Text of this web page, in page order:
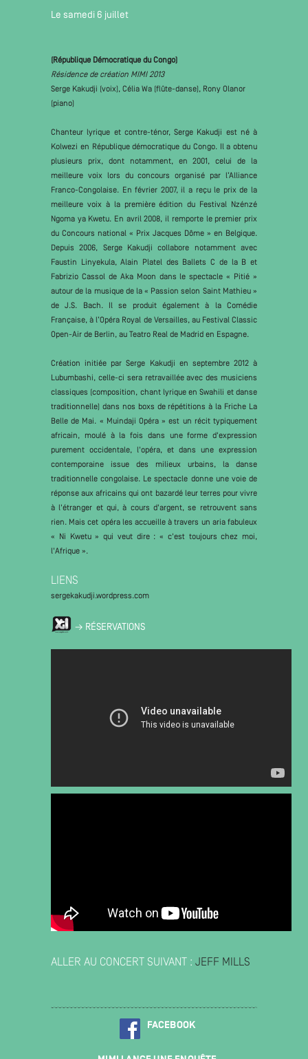
Le samedi 6 juillet
(République Démocratique du Congo)
Résidence de création MIMI 2013
Serge Kakudji (voix), Célia Wa (flûte-danse), Rony Olanor
(piano)
Chanteur lyrique et contre-ténor, Serge Kakudji est né à
Kolwezi en République démocratique du Congo. Il a obtenu
plusieurs prix, dont notamment, en 2001, celui de la
meilleure voix lors du concours organisé par l’Alliance
Franco-Congolaise. En février 2007, il a reçu le prix de la
meilleure voix à la première édition du Festival Nzénzé
Ngoma ya Kwetu. En avril 2008, il remporte le premier prix
du Concours national « Prix Jacques Dôme » en Belgique.
Depuis 2006, Serge Kakudji collabore notamment avec
Faustin Linyekula, Alain Platel des Ballets C de la B et
Fabrizio Cassol de Aka Moon dans le spectacle « Pitié »
autour de la musique de la « Passion selon Saint Mathieu »
de J.S. Bach. Il se produit également à la Comédie
Française, à l’Opéra Royal de Versailles, au Festival Classic
Open-Air de Berlin, au Teatro Real de Madrid en Espagne.
Création initiée par Serge Kakudji en septembre 2012 à
Lubumbashi, celle-ci sera retravaillée avec des musiciens
classiques (composition, chant lyrique en Swahili et danse
traditionnelle) dans nos boxs de répétitions à la Friche La
Belle de Mai. « Muindaji Opéra » est un récit typiquement
africain, moulé à la fois dans une forme d'expression
purement occidentale, l'opéra, et dans une expression
contemporaine issue des milieux urbains, la danse
traditionnelle congolaise. Le spectacle donne une voie de
réponse aux africains qui ont bazardé leur terres pour vivre
à l'étranger et qui, à cours d'argent, se retrouvent sans
rien. Mais cet opéra les accueille à travers un aria fabuleux
« Ni Kwetu » qui veut dire : « c'est toujours chez moi,
l'Afrique ».
LIENS
sergekakudji.wordpress.com
→ RÉSERVATIONS
ALLER AU CONCERT SUIVANT : JEFF MILLS
FACEBOOK